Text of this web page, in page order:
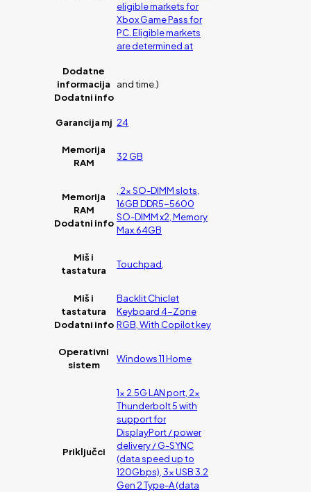
eligible markets for
Xbox Game Pass for
PC. Eligible markets
are determined at
Dodatne
informacija
Dodatni info
and time.)
Garancija mj 24
Memorija
RAM
32 GB
Memorija
RAM
Dodatni info
, 2x SO-DIMM slots,
16GB DDR5-5600
SO-DIMM x2, Memory
Max.64GB
Miš i
tastatura
Touchpad,
Miš i
tastatura
Dodatni info
Backlit Chiclet
Keyboard 4-Zone
RGB, With Copilot key
Operativni
sistem
Windows 11 Home
Priključci
1x 2.5G LAN port, 2x
Thunderbolt 5 with
support for
DisplayPort / power
delivery / G-SYNC
(data speed up to
120Gbps), 3x USB 3.2
Gen 2 Type-A (data